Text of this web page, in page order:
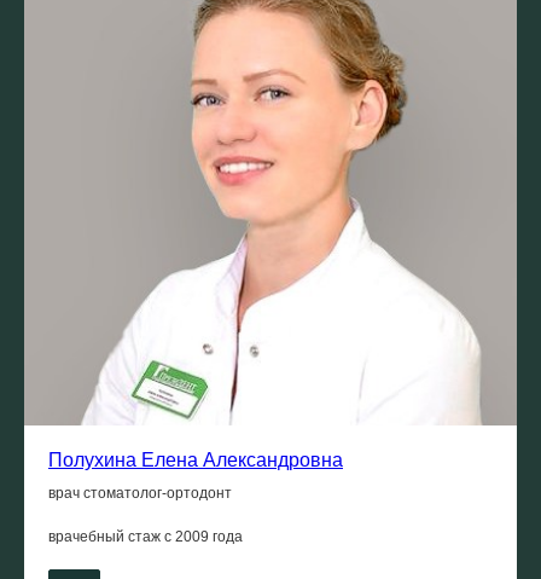
Полухина Елена Александровна
врач стоматолог-ортодонт
врачебный стаж с 2009 года